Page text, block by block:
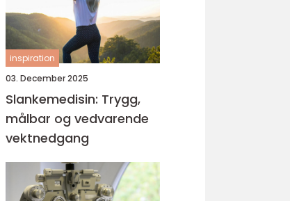
inspiration
03. December 2025
Slankemedisin: Trygg,
målbar og vedvarende
vektnedgang